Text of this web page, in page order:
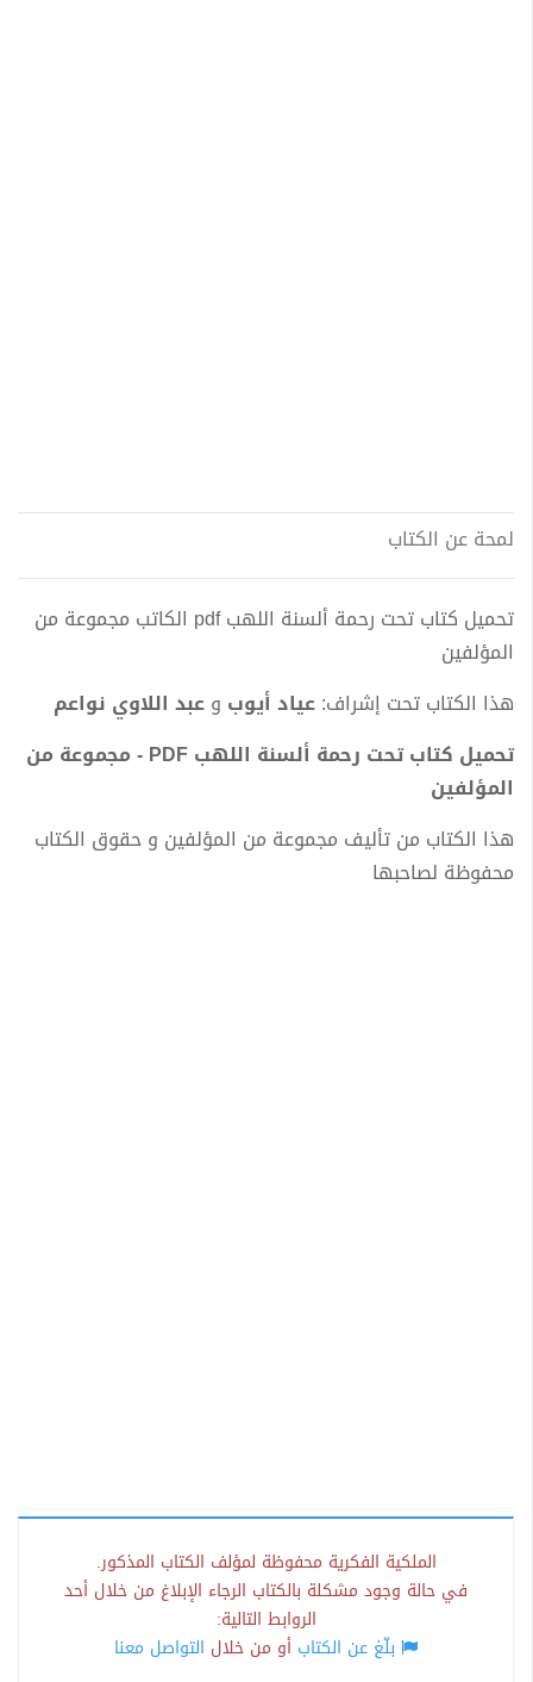
لمحة عن الكتاب
تحميل كتاب تحت رحمة ألسنة اللهب pdf الكاتب مجموعة من
المؤلفين
هذا الكتاب تحت إشراف:عياد أيوب وعبد اللاوي نواعم
تحميل كتاب تحت رحمة ألسنة اللهب PDF - مجموعة من
المؤلفين
هذا الكتاب من تأليف مجموعة من المؤلفين و حقوق الكتاب
محفوظة لصاحبها
الملكية الفكرية محفوظة لمؤلف الكتاب المذكور.
في حالة وجود مشكلة بالكتاب الرجاء الإبلاغ من خلال أحد
الروابط التالية:
بلّغ عن الكتاب أو من خلال التواصل معنا